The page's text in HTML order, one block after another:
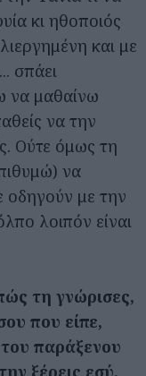
κι ηθοποιός
και με
σπάει
να μαθαίνω
να την
Ούτε όμως τη
να
οδηγούν με την
λοιπόν είναι
τη γνώρισες,
που είπε,
παράξενου
ξέρεις εσύ.